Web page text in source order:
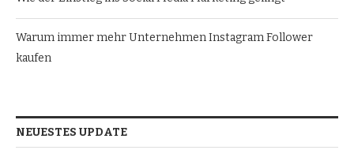
Warum immer mehr Unternehmen Instagram Follower
kaufen
NEUESTES UPDATE